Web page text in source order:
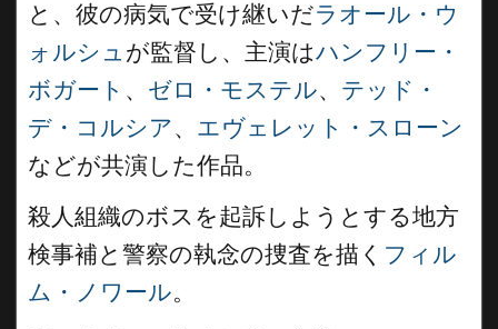
と、彼の病気で受け継いだラオール・ウ
ォルシュ が監督し、主演はハンフリー・
ボガート 、 ゼロ・モステル、 テッド・
デ・コルシア、 エヴェレット・スローン
などが共演した作品。
殺人組織のボスを起訴しようとする地方
検事補と警察の執念の捜査を描く フィル
ム・ノワール。